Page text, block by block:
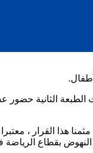
الطبعة الثانية
هذا القرار ، معتبرا
بقطاع الرياضة